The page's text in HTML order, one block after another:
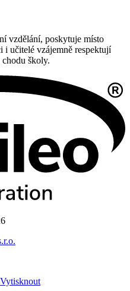
vzdělání, poskytuje místo
i učitelé vzájemně respektují
chodu školy.
Vytisknout